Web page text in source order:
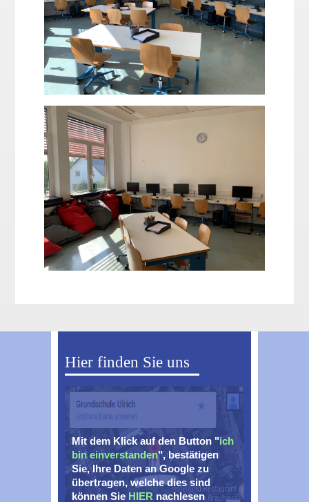
Hier finden Sie uns
Mit dem Klick auf den Button "ich
bin einverstanden", bestätigen
Sie, Ihre Daten an Google zu
übertragen, welche dies sind
können Sie HIER nachlesen